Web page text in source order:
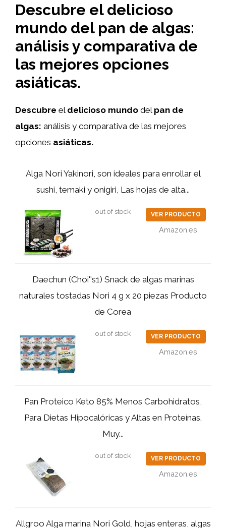
Descubre el delicioso
mundo del pan de algas:
análisis y comparativa de
las mejores opciones
asiáticas.
Descubre el delicioso mundo del pan de
algas: análisis y comparativa de las mejores
opciones asiáticas.
Alga Nori Yakinori, son ideales para enrollar el
sushi, temaki y onigiri, Las hojas de alta...
out of stock VER PRODUCTO
Amazon.es
Daechun (Choi''s1) Snack de algas marinas
naturales tostadas Nori 4 g x 20 piezas Producto
de Corea
out of stock VER PRODUCTO
Amazon.es
Pan Proteico Keto 85% Menos Carbohidratos,
Para Dietas Hipocalóricas y Altas en Proteínas.
Muy...
out of stock VER PRODUCTO
Amazon.es
Allgroo Alga marina Nori Gold, hojas enteras, algas